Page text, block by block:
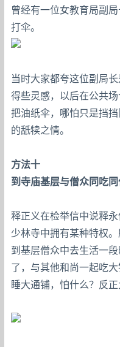
曾经有一位女教育局副
打伞。
当时大家都夸这位副局
得些灵感，以后在公共
把油纸伞，哪怕只是挡
的舐犊之情。
方法十
到寺庙基层与僧众同吃同
释正义在检举信中说释
少林寺中拥有某种特权
到基层僧众中去生活一
了，与其他和尚一起吃
睡大通铺，怕什么？反正